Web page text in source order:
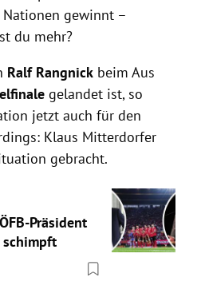
gewinnt –
du mehr?
Ralf Rangnick beim Aus
gelandet ist, so
jetzt auch für den
Klaus Mitterdorfer
gebracht.
Präsident
schimpft